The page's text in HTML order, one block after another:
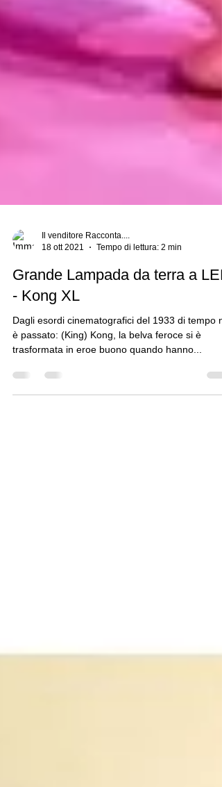
18 ott 2021
Tempo di lettura: 2 min
Grande Lampada da terra a LED
- Kong XL
Dagli esordi cinematografici del 1933 di tempo
è passato: (King) Kong, la belva feroce si è
trasformata in eroe buono quando hanno...